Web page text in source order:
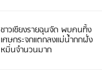
ชาวเชียงรายฉุนจัด พบคนทิ้ง
เศษกระจกแตกลงแม่น้ำกกฝั่ง
หมิ่นจำนวนมาก